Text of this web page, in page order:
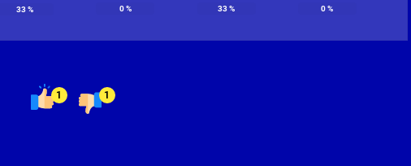
33% 0% 33% 0%
1 1